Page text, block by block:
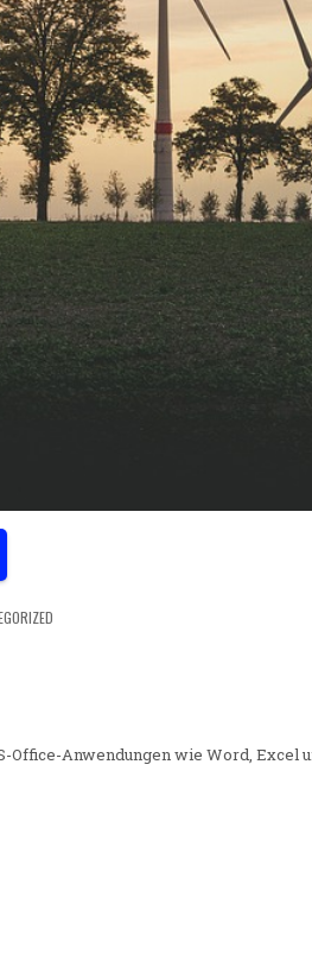
(M/W/D)
IN
Office-Anwendungen wie Word, Excel